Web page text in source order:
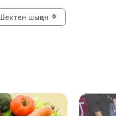
шыққан 0